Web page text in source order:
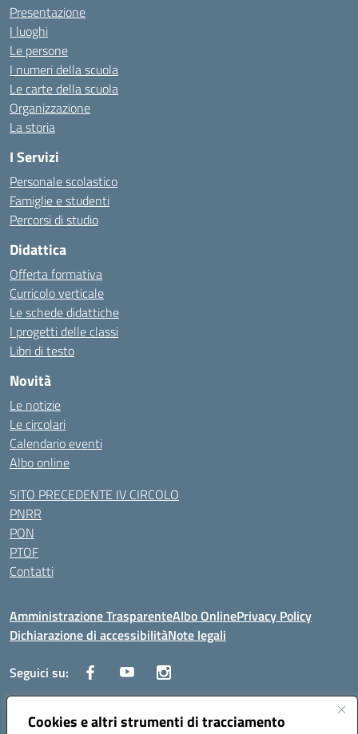
Cookies e altri strumenti di tracciamento
Presentazione
I luoghi
Le persone
I numeri della scuola
Le carte della scuola
Organizzazione
La storia
I Servizi
Personale scolastico
Famiglie e studenti
Percorsi di studio
Didattica
Offerta formativa
Curricolo verticale
Le schede didattiche
I progetti delle classi
Libri di testo
Novità
Le notizie
Le circolari
Calendario eventi
Albo online
SITO PRECEDENTE IV CIRCOLO
PNRR
PON
PTOF
Contatti
Amministrazione TrasparenteAlbo OnlinePrivacy Policy
Dichiarazione di accessibilitàNote legali
Seguici su:
Traversa Fondo d'Orto n.19B - Cap 80053 - Castellammare di Stabia